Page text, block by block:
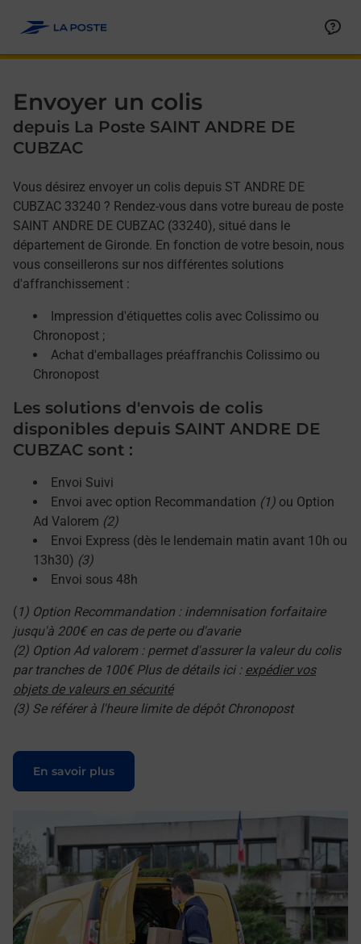
Envoyer un colis
depuis La Poste SAINT ANDRE DE
CUBZAC
Vous désirez envoyer un colis depuis ST ANDRE DE
CUBZAC 33240 ? Rendez-vous dans votre bureau de poste
SAINT ANDRE DE CUBZAC (33240), situé dans le
département de Gironde. En fonction de votre besoin, nous
vous conseillerons sur nos différentes solutions
d'affranchissement :
Impression d'étiquettes colis avec Colissimo ou
Chronopost ;
Achat d'emballages préaffranchis Colissimo ou
Chronopost
Les solutions d'envois de colis
disponibles depuis SAINT ANDRE DE
CUBZAC sont :
Envoi Suivi
Envoi avec option Recommandation (1) ou Option
Ad Valorem (2)
Envoi Express (dès le lendemain matin avant 10h ou
13h30) (3)
Envoi sous 48h
( 1) Option Recommandation : indemnisation forfaitaire
jusqu'à 200€ en cas de perte ou d'avarie
(2) Option Ad valorem : permet d'assurer la valeur du colis
par tranches de 100€ Plus de détails ici : expédier vos
objets de valeurs en sécurité
(3) Se référer à l'heure limite de dépôt Chronopost
En savoir plus
Le lien s'ouvre dans un nouvel onglet